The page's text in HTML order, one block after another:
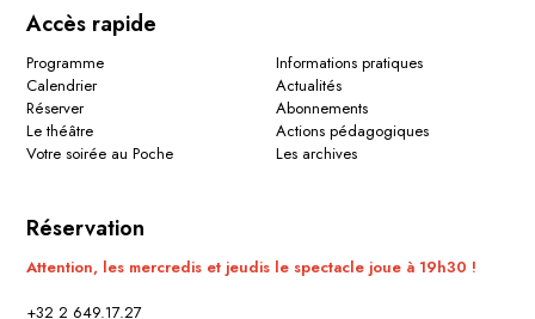
Accès rapide
Programme
Calendrier
Réserver
Le théâtre
Votre soirée au Poche
Informations pratiques
Actualités
Abonnements
Actions pédagogiques
Les archives
Réservation
Attention, les mercredis et jeudis le spectacle joue à 19h30 !
+32 2 649.17.27